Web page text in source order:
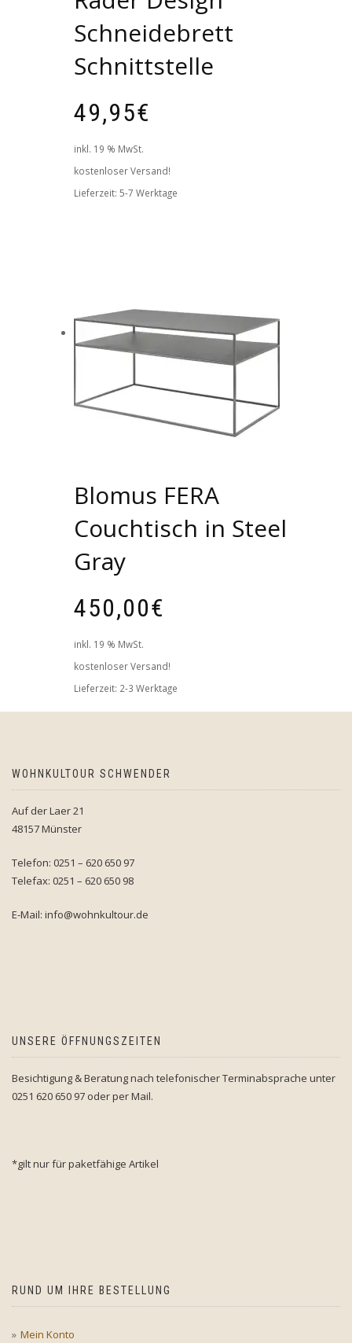
Schneidebrett
Schnittstelle
49,95€
inkl. 19 % MwSt.
kostenloser Versand!
Lieferzeit: 5-7 Werktage
Blomus FERA
Couchtisch in Steel
Gray
450,00€
inkl. 19 % MwSt.
kostenloser Versand!
Lieferzeit: 2-3 Werktage
WOHNKULTOUR SCHWENDER
Auf der Laer 21
48157 Münster
Telefon: 0251 – 620 650 97
Telefax: 0251 – 620 650 98
E-Mail: info@wohnkultour.de
UNSERE ÖFFNUNGSZEITEN
Besichtigung & Beratung nach telefonischer Terminabsprache unter
0251 620 650 97 oder per Mail.
*gilt nur für paketfähige Artikel
RUND UM IHRE BESTELLUNG
Mein Konto